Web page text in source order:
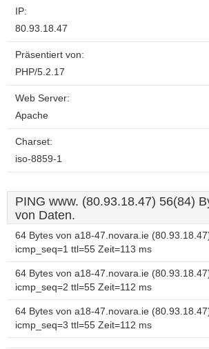
IP:
80.93.18.47
Präsentiert von:
PHP/5.2.17
Web Server:
Apache
Charset:
iso-8859-1
PING www. (80.93.18.47) 56(84)
von Daten.
64 Bytes von a18-47.novara.ie
icmp_seq=1 ttl=55 Zeit=113 ms
64 Bytes von a18-47.novara.ie
icmp_seq=2 ttl=55 Zeit=112 ms
64 Bytes von a18-47.novara.ie
icmp_seq=3 ttl=55 Zeit=112 ms